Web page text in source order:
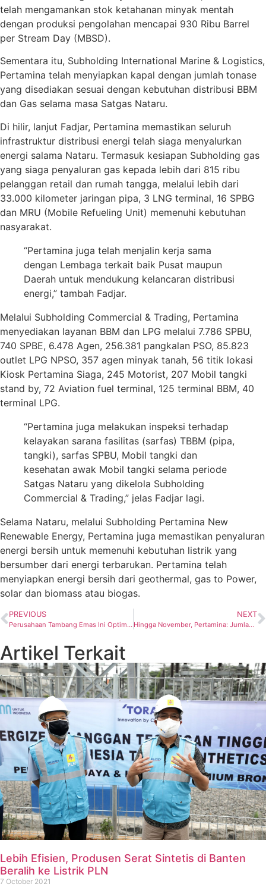
telah mengamankan stok ketahanan minyak mentah
dengan produksi pengolahan mencapai 930 Ribu Barrel
per Stream Day (MBSD).
Sementara itu, Subholding International Marine & Logistics,
Pertamina telah menyiapkan kapal dengan jumlah tonase
yang disediakan sesuai dengan kebutuhan distribusi BBM
dan Gas selama masa Satgas Nataru.
Di hilir, lanjut Fadjar, Pertamina memastikan seluruh
infrastruktur distribusi energi telah siaga menyalurkan
energi salama Nataru. Termasuk kesiapan Subholding gas
yang siaga penyaluran gas kepada lebih dari 815 ribu
pelanggan retail dan rumah tangga, melalui lebih dari
33.000 kilometer jaringan pipa, 3 LNG terminal, 16 SPBG
dan MRU (Mobile Refueling Unit) memenuhi kebutuhan
nasyarakat.
“Pertamina juga telah menjalin kerja sama
dengan Lembaga terkait baik Pusat maupun
Daerah untuk mendukung kelancaran distribusi
energi,” tambah Fadjar.
Melalui Subholding Commercial & Trading, Pertamina
menyediakan layanan BBM dan LPG melalui 7.786 SPBU,
740 SPBE, 6.478 Agen, 256.381 pangkalan PSO, 85.823
outlet LPG NPSO, 357 agen minyak tanah, 56 titik lokasi
Kiosk Pertamina Siaga, 245 Motorist, 207 Mobil tangki
stand by, 72 Aviation fuel terminal, 125 terminal BBM, 40
terminal LPG.
“Pertamina juga melakukan inspeksi terhadap
kelayakan sarana fasilitas (sarfas) TBBM (pipa,
tangki), sarfas SPBU, Mobil tangki dan
kesehatan awak Mobil tangki selama periode
Satgas Nataru yang dikelola Subholding
Commercial & Trading,” jelas Fadjar lagi.
Selama Nataru, melalui Subholding Pertamina New
Renewable Energy, Pertamina juga memastikan penyaluran
energi bersih untuk memenuhi kebutuhan listrik yang
bersumber dari energi terbarukan. Pertamina telah
menyiapkan energi bersih dari geothermal, gas to Power,
solar dan biomass atau biogas.
PREVIOUS
Perusahaan Tambang Emas Ini Optimistis Kinerja 2024 Akan Lebih Baik dari Tahun Sebelumnya
NEXT
Hingga November, Pertamina: Jumlah Pendaftar LPG 3Kg Capai 57 Juta NIK
Artikel Terkait
Lebih Efisien, Produsen Serat Sintetis di Banten
Beralih ke Listrik PLN
7 October 2021